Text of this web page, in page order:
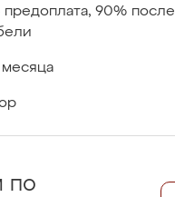
предоплата, 90% после
по